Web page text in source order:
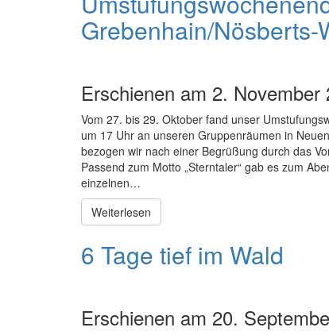
Grebenhain/Nösberts-
Erschienen am 2. November
Vom 27. bis 29. Oktober fand unser
um 17 Uhr an unseren Gruppenräumen in
bezogen wir nach einer Begrüßung durch das
Passend zum Motto „Sterntaler“ gab es zum
einzelnen…
Weiterlesen
6 Tage tief im Wald
Erschienen am 20.